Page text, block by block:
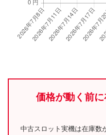
価格が動く前
中古スロット実機は在庫数